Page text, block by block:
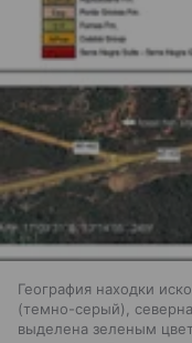
География находки
(темно-серый),
выделена зеленым